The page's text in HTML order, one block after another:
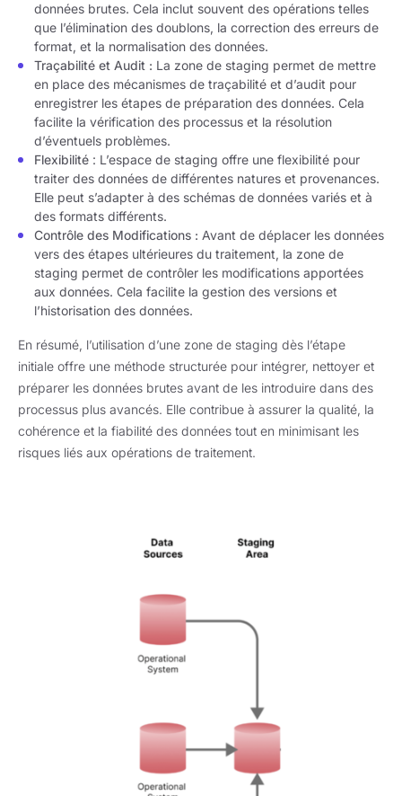
données brutes. Cela inclut souvent des opérations telles
que l’élimination des doublons, la correction des erreurs de
format, et la normalisation des données.
Traçabilité et Audit : La zone de staging permet de mettre
en place des mécanismes de traçabilité et d’audit pour
enregistrer les étapes de préparation des données. Cela
facilite la vérification des processus et la résolution
d’éventuels problèmes.
Flexibilité : L’espace de staging offre une flexibilité pour
traiter des données de différentes natures et provenances.
Elle peut s’adapter à des schémas de données variés et à
des formats différents.
Contrôle des Modifications : Avant de déplacer les données
vers des étapes ultérieures du traitement, la zone de
staging permet de contrôler les modifications apportées
aux données. Cela facilite la gestion des versions et
l’historisation des données.
En résumé, l’utilisation d’une zone de staging dès l’étape
initiale offre une méthode structurée pour intégrer, nettoyer et
préparer les données brutes avant de les introduire dans des
processus plus avancés. Elle contribue à assurer la qualité, la
cohérence et la fiabilité des données tout en minimisant les
risques liés aux opérations de traitement.